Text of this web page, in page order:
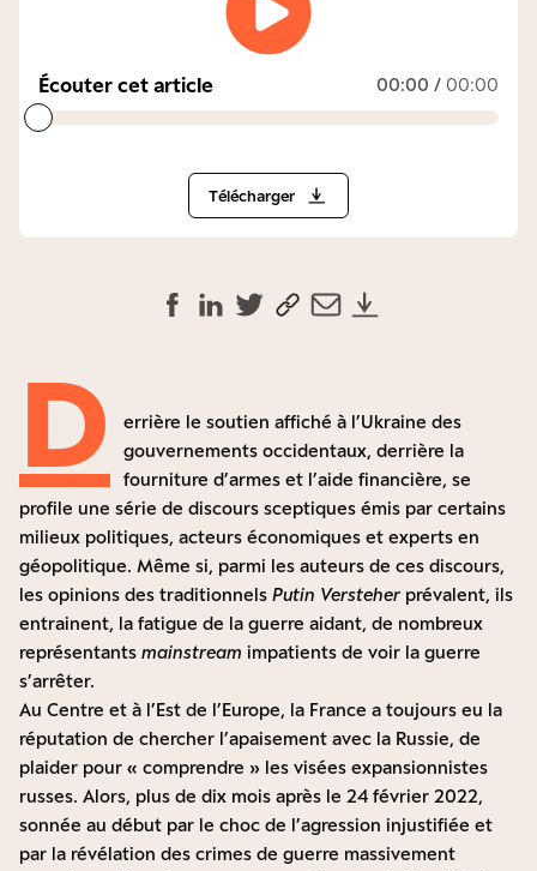
Écouter cet article 00:00 / 00:00
Télécharger
D
errière le soutien affiché à l’Ukraine des
gouvernements occidentaux, derrière la
fourniture d’armes et l’aide financière, se
profile une série de discours sceptiques émis par certains
milieux politiques, acteurs économiques et experts en
géopolitique. Même si, parmi les auteurs de ces discours,
les opinions des traditionnels Putin Versteher prévalent, ils
entrainent, la fatigue de la guerre aidant, de nombreux
représentants mainstream impatients de voir la guerre
s’arrêter.
Au Centre et à l’Est de l’Europe, la France a toujours eu la
réputation de chercher l’apaisement avec la Russie, de
plaider pour « comprendre » les visées expansionnistes
russes. Alors, plus de dix mois après le 24 février 2022,
sonnée au début par le choc de l’agression injustifiée et
par la révélation des crimes de guerre massivement